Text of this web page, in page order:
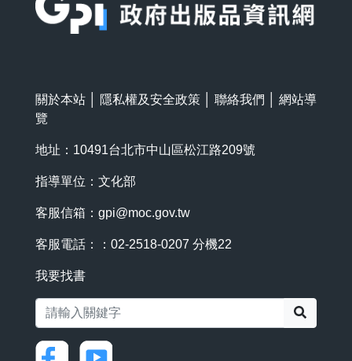
關於本站 隱私權及安全政策 聯絡我們
網站導
覽
地址：10491台北市中山區松江路209號
指導單位：文化部
客服信箱： gpi@moc.gov.tw
客服電話：：02-2518-0207 分機22
我要找書